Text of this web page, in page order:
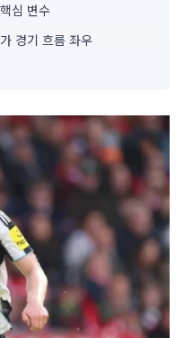
심 변수
경기 흐름 좌우